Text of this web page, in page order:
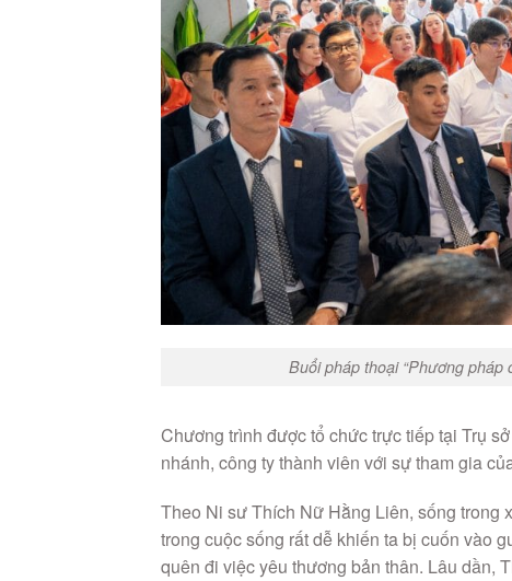
Buổi pháp thoại “Phương
Chương trình được tổ chức trực tiếp tại Trụ
nhánh, công ty thành viên với sự tham gia
Theo Ni sư Thích Nữ Hằng Liên, sống trong
trong cuộc sống rất dễ khiến ta bị cuốn vào
quên đi việc yêu thương bản thân. Lâu dần,